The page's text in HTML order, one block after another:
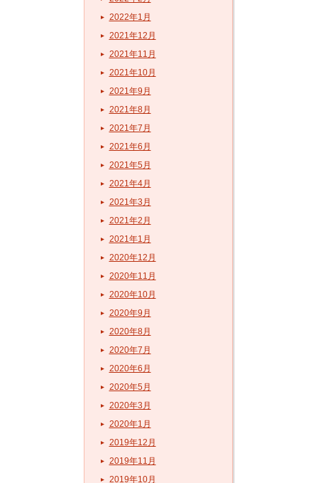
2022年1月
2021年12月
2021年11月
2021年10月
2021年9月
2021年8月
2021年7月
2021年6月
2021年5月
2021年4月
2021年3月
2021年2月
2021年1月
2020年12月
2020年11月
2020年10月
2020年9月
2020年8月
2020年7月
2020年6月
2020年5月
2020年3月
2020年1月
2019年12月
2019年11月
2019年10月